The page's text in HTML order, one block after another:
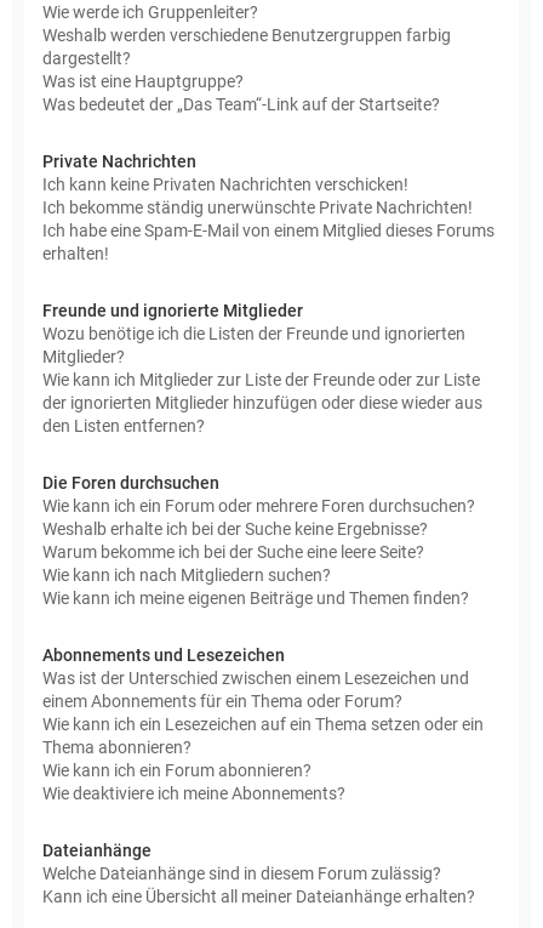
Wie werde ich Gruppenleiter?
Weshalb werden verschiedene Benutzergruppen farbig
dargestellt?
Was ist eine Hauptgruppe?
Was bedeutet der „Das Team“-Link auf der Startseite?
Private Nachrichten
Ich kann keine Privaten Nachrichten verschicken!
Ich bekomme ständig unerwünschte Private Nachrichten!
Ich habe eine Spam-E-Mail von einem Mitglied dieses Forums
erhalten!
Freunde und ignorierte Mitglieder
Wozu benötige ich die Listen der Freunde und ignorierten
Mitglieder?
Wie kann ich Mitglieder zur Liste der Freunde oder zur Liste
der ignorierten Mitglieder hinzufügen oder diese wieder aus
den Listen entfernen?
Die Foren durchsuchen
Wie kann ich ein Forum oder mehrere Foren durchsuchen?
Weshalb erhalte ich bei der Suche keine Ergebnisse?
Warum bekomme ich bei der Suche eine leere Seite?
Wie kann ich nach Mitgliedern suchen?
Wie kann ich meine eigenen Beiträge und Themen finden?
Abonnements und Lesezeichen
Was ist der Unterschied zwischen einem Lesezeichen und
einem Abonnements für ein Thema oder Forum?
Wie kann ich ein Lesezeichen auf ein Thema setzen oder ein
Thema abonnieren?
Wie kann ich ein Forum abonnieren?
Wie deaktiviere ich meine Abonnements?
Dateianhänge
Welche Dateianhänge sind in diesem Forum zulässig?
Kann ich eine Übersicht all meiner Dateianhänge erhalten?